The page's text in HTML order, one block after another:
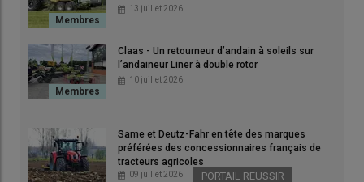
Annie, son fils Paul et son voisin
laitier normand, en bio depuis 2019, alimente ses 160 vaches
laitières à la traite avec une ration à base d’ensilage d’herbe et
d’ensilage de maïs épi.
13 juillet 2026
Claas - Un retourneur d’andain à soleils sur
l’andaineur Liner à double rotor
10 juillet 2026
Same et Deutz-Fahr en tête des marques
préférées des concessionnaires français de
tracteurs agricoles
09 juillet 2026 PORTAIL REUSSIR